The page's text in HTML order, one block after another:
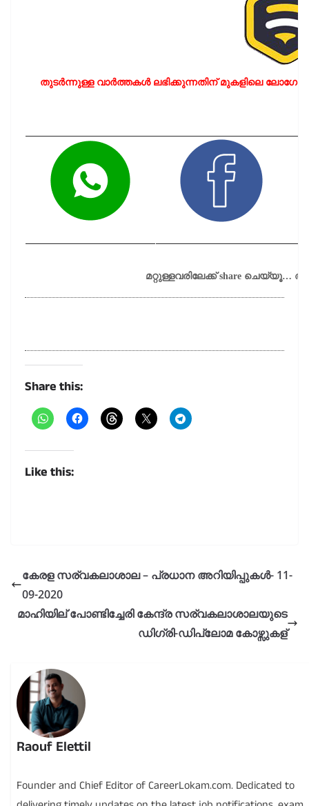
തുടർന്നുള്ള വാർത്തകൾ ലഭിക്കുന്നതിന് മുകളിലെ
മറ്റുള്ളവരിലേക്ക് share ചെയ്യൂ…
Share this:
Like this:
കേരള സര്വകലാശാല – പ്രധാന അറിയിപ്പുകൾ- 11-
09-2020
മാഹിയില് പോണ്ടിച്ചേരി കേന്ദ്ര സര്വകലാശാലയുടെ
ഡിഗ്രി-ഡിപ്ലോമ കോഴ്സുകള്
Raouf Elettil
Founder and Chief Editor of CareerLokam.com. Dedicated to